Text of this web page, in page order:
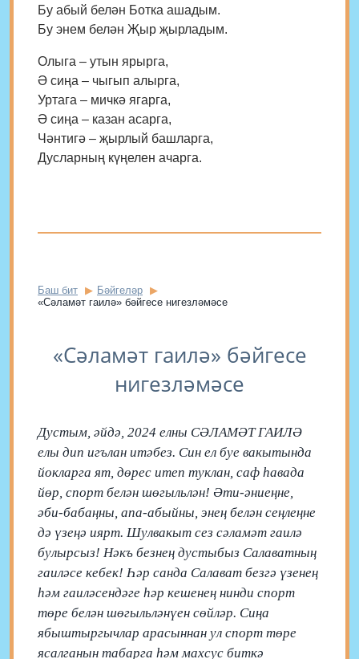
Бу абый белән Ботка ашадым.
Бу энем белән Җыр җырладым.
Олыга – утын ярырга,
Ә сиңа – чыгып алырга,
Уртага – мичкә ягарга,
Ә сиңа – казан асарга,
Чәнтигә – җырлый башларга,
Дусларның күңелен ачарга.
Баш бит
Бәйгеләр
«Сәламәт гаилә» бәйгесе нигезләмәсе
«Сәламәт гаилә» бәйгесе
нигезләмәсе
Дустым, әйдә, 2024 елны СӘЛАМӘТ ГАИЛӘ
елы дип игълан итәбез. Син ел буе вакытында
йокларга ят, дөрес итеп туклан, саф һавада
йөр, спорт белән шөгыльлән! Әти-әниеңне,
әби-бабаңны, апа-абыйны, энең белән сеңлеңне
дә үзеңә иярт. Шулвакыт сез сәламәт гаилә
булырсыз! Нәкъ безнең дустыбыз Салаватның
гаиләсе кебек! Һәр санда Салават безгә үзенең
һәм гаиләсендәге һәр кешенең нинди спорт
төре белән шөгыльләнүен сөйләр. Сиңа
ябыштыргычлар арасыннан ул спорт төре
ясалганын табарга һәм махсус биткә